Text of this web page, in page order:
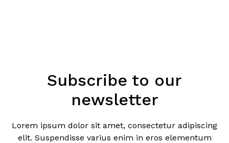
Subscribe to our
newsletter
Lorem ipsum dolor sit amet, consectetur adipiscing
elit. Suspendisse varius enim in eros elementum